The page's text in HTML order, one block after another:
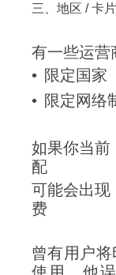
三、地区 / 卡
有一些运营
限定国家
限定网络
如果你当前
配
可能会出
费
曾有用户